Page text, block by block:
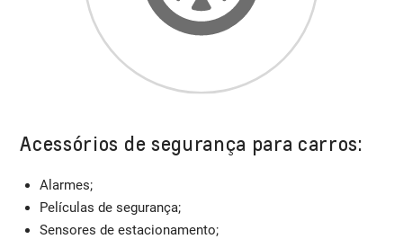
Acessórios de segurança para carros:
Alarmes;
Películas de segurança;
Sensores de estacionamento;